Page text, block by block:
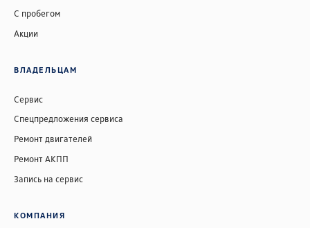
С пробегом
Акции
ВЛАДЕЛЬЦАМ
Сервис
Спецпредложения сервиса
Ремонт двигателей
Ремонт АКПП
Запись на сервис
КОМПАНИЯ